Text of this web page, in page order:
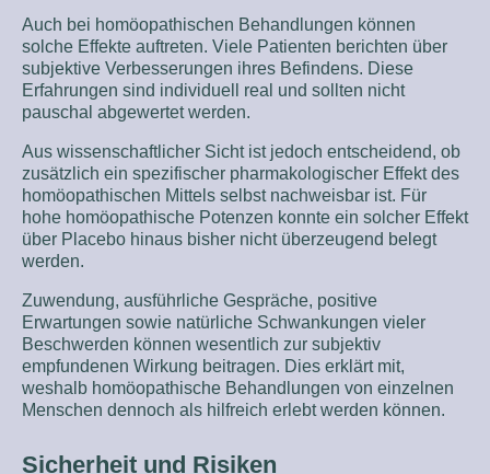
Auch bei homöopathischen Behandlungen können
solche Effekte auftreten. Viele Patienten berichten über
subjektive Verbesserungen ihres Befindens. Diese
Erfahrungen sind individuell real und sollten nicht
pauschal abgewertet werden.
Aus wissenschaftlicher Sicht ist jedoch entscheidend, ob
zusätzlich ein spezifischer pharmakologischer Effekt des
homöopathischen Mittels selbst nachweisbar ist. Für
hohe homöopathische Potenzen konnte ein solcher Effekt
über Placebo hinaus bisher nicht überzeugend belegt
werden.
Zuwendung, ausführliche Gespräche, positive
Erwartungen sowie natürliche Schwankungen vieler
Beschwerden können wesentlich zur subjektiv
empfundenen Wirkung beitragen. Dies erklärt mit,
weshalb homöopathische Behandlungen von einzelnen
Menschen dennoch als hilfreich erlebt werden können.
Sicherheit und Risiken